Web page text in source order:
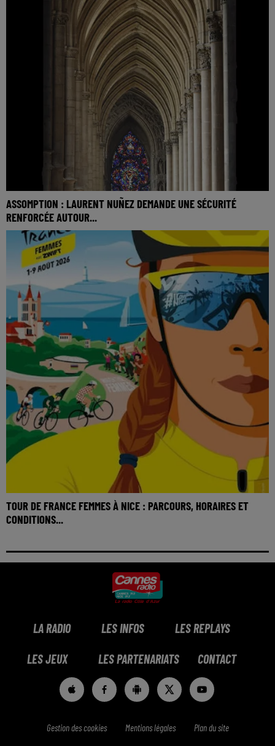
ASSOMPTION : LAURENT NUÑEZ DEMANDE UNE SÉCURITÉ
RENFORCÉE AUTOUR...
TOUR DE FRANCE FEMMES À NICE : PARCOURS, HORAIRES ET
CONDITIONS...
LA RADIO LES INFOS LES REPLAYS
LES JEUX LES PARTENARIATS CONTACT
Gestion des cookies Mentions légales Plan du site